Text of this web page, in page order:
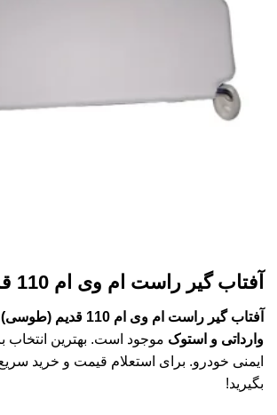
آفتاب گیر راست ام وی ام 110 قدیم (طوسی)
آفتاب گیر راست ام وی ام
وارداتی و استوک موجود است. بهترین انتخاب
ایمنی خودرو. برای استعلام قیمت و خرید
بگیرید!